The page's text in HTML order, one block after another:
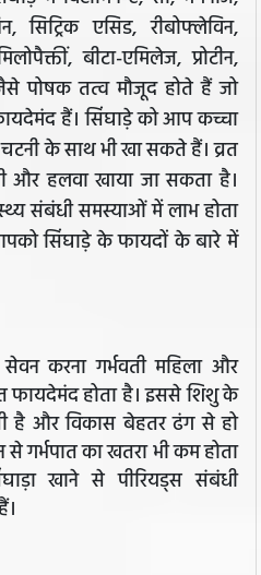
सिट्रिक एसिड, रीबोफ्लेविन,
बीटा-एमिलेज, प्रोटीन,
पोषक तत्व मौजूद होते हैं जो
हैं। सिंघाड़े को आप कच्चा
के साथ भी खा सकते हैं। व्रत
हलवा खाया जा सकता है।
संबंधी समस्याओं में लाभ होता
सिंघाड़े के फायदों के बारे में
करना गर्भवती महिला और
होता है। इससे शिशु के
है और विकास बेहतर ढंग से हो
गर्भपात का खतरा भी कम होता
खाने से पीरियड्स संबंधी